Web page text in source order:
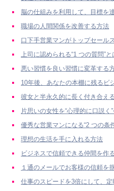
脳の仕組みを利用して、目標を
職場の人間関係を改善する方法
口下手営業マンがトップセール
上司に認められる“1 つの質問”と
悪い習慣を良い習慣に変革する
10年後、あなたの本棚に残るビ
彼女と半永久的に長く付き合え
片思いの女性を“心理的に口説く
優秀な営業マンになる“2 つの条
理想の生活を手に入れる方法
ビジネスで信頼できる仲間を作
１通のメールでお客様の信頼を
仕事のスピードを3倍にして、